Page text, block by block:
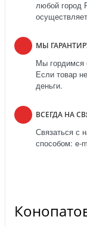
любой город
МЫ
Мы гордимся
Если товар
деньги.
ВСЕГДА НА
Связаться с
способом: e-